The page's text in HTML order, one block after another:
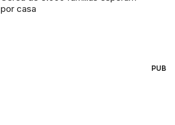
por casa
PUB